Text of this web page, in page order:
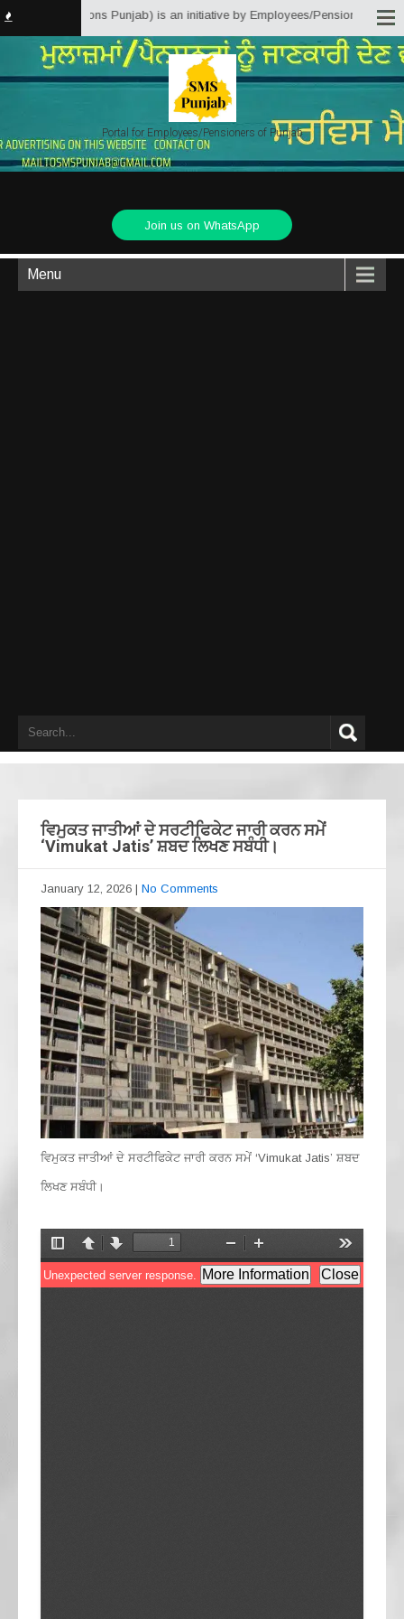
Matter Solutions Punjab) is an initiative by Employees/Pensioners of
Portal for Employees/Pensioners of Punjab
Join us on WhatsApp
Menu
ਵਿਮੁਕਤ ਜਾਤੀਆਂ ਦੇ ਸਰਟੀਫਿਕੇਟ ਜਾਰੀ ਕਰਨ ਸਮੇਂ
‘Vimukat Jatis’ ਸ਼ਬਦ ਲਿਖਣ ਸਬੰਧੀ।
January 12, 2026 | No Comments
ਵਿਮੁਕਤ ਜਾਤੀਆਂ ਦੇ ਸਰਟੀਫਿਕੇਟ ਜਾਰੀ ਕਰਨ ਸਮੇਂ ‘Vimukat Jatis’ ਸ਼ਬਦ
ਲਿਖਣ ਸਬੰਧੀ।